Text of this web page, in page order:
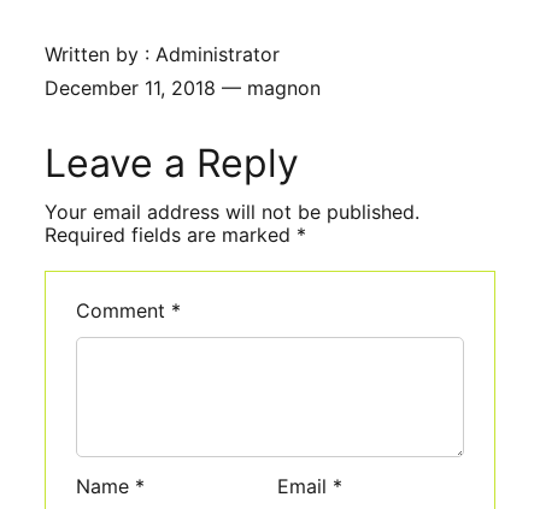
Written by : Administrator
December 11, 2018 — magnon
Leave a Reply
Comment *
Name * Email *